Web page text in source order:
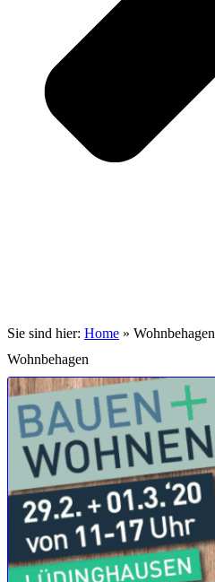
Sie sind hier: Home » Wohnbehagen
Wohnbehagen